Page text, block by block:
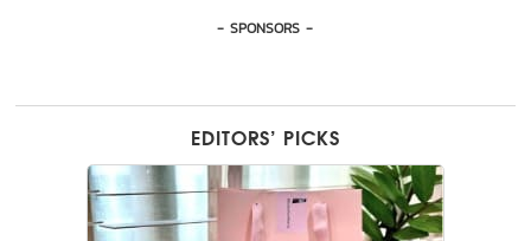
- SPONSORS -
EDITORS’ PICKS